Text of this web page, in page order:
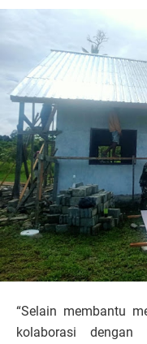
“Selain membantu
kolaborasi